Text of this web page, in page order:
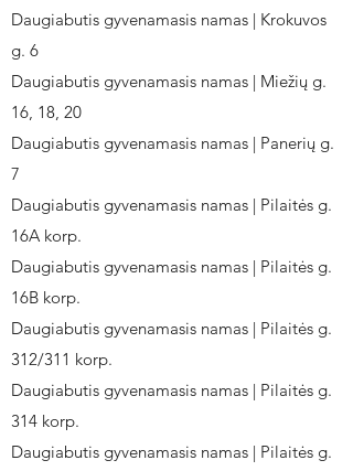
Daugiabutis gyvenamasis namas | Krokuvos
g. 6
Daugiabutis gyvenamasis namas | Miežių g.
16, 18, 20
Daugiabutis gyvenamasis namas | Panerių g.
7
Daugiabutis gyvenamasis namas | Pilaitės g.
16A korp.
Daugiabutis gyvenamasis namas | Pilaitės g.
16B korp.
Daugiabutis gyvenamasis namas | Pilaitės g.
312/311 korp.
Daugiabutis gyvenamasis namas | Pilaitės g.
314 korp.
Daugiabutis gyvenamasis namas | Pilaitės g.